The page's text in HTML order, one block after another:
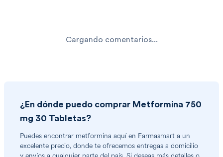
Cargando comentarios...
¿En dónde puedo comprar Metformina 750
mg 30 Tabletas?
Puedes encontrar metformina aquí en Farmasmart a un
excelente precio, donde te ofrecemos entregas a domicilio